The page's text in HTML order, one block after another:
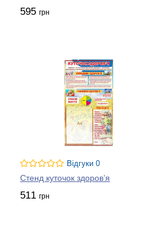
595 грн
Відгуки 0
Стенд куточок здоров’я
511 грн